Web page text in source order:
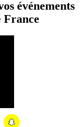
événements
France